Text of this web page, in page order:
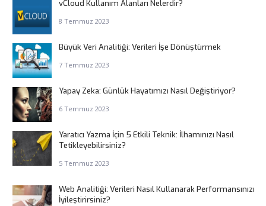
vCloud Kullanım Alanları Nelerdir?
8 Temmuz 2023
Büyük Veri Analitiği: Verileri İşe Dönüştürmek
7 Temmuz 2023
Yapay Zeka: Günlük Hayatımızı Nasıl Değiştiriyor?
6 Temmuz 2023
Yaratıcı Yazma İçin 5 Etkili Teknik: İlhamınızı Nasıl
Tetikleyebilirsiniz?
5 Temmuz 2023
Web Analitiği: Verileri Nasıl Kullanarak Performansınızı
İyileştirirsiniz?